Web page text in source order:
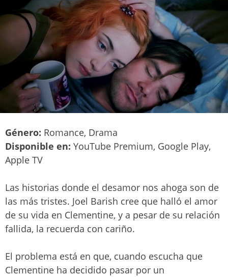
Género: Romance, Drama
Disponible en: YouTube Premium, Google Play,
Apple TV
Las historias donde el desamor nos ahoga son de
las más tristes. Joel Barish cree que halló el amor
de su vida en Clementine, y a pesar de su relación
fallida, la recuerda con cariño.
El problema está en que, cuando escucha que
Clementine ha decidido pasar por un